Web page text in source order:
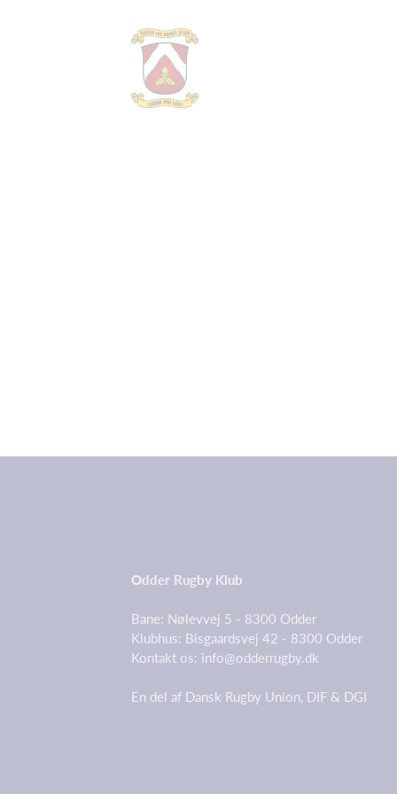
Odder Rugby Klub
Bane: Nølevvej 5 - 8300
Klubhus: Bisgaardsvej 42 - 8300 Odder
Kontakt os: info@odderrugby.dk
En del af Dansk Rugby Union, DIF & DGI